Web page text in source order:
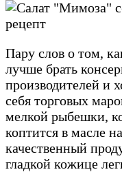
Пару слов о том,
лучше брать
производителей и
себя торговых
мелкой рыбешки,
коптится в масле
качественный
гладкой кожице